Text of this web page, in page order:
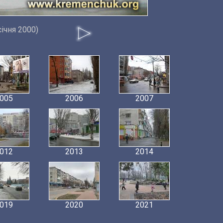
2000)
2006 2007
2013 2014
2020 2021